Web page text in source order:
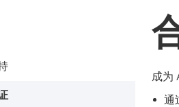
成为
通